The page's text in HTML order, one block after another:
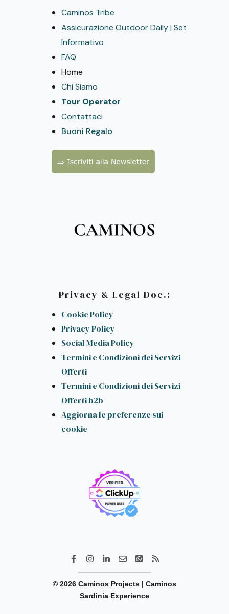
Caminos Tribe
Assicurazione Outdoor Daily | Set
Informativo
FAQ
Home
Chi Siamo
Tour Operator
Contattaci
Buoni Regalo
Privacy & Legal Doc.:
Cookie Policy
Privacy Policy
Social Media Policy
Termini e Condizioni dei Servizi
Offerti
Termini e Condizioni dei Servizi
Offerti b2b
Aggiorna le preferenze sui
cookie
© 2026 Caminos Projects | Caminos
Sardinia Experience